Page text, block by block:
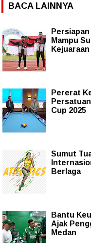
BACA LAINNYA
Mampu
Pererat
Cup 2025
Sumut
Berlaga
Bantu
Ajak
Medan